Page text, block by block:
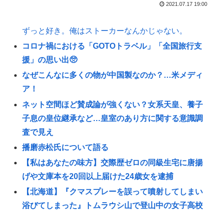
2021.07.17 19:00
ずっと好き。俺はストーカーなんかじゃない。
コロナ禍における「GOTOトラベル」「全国旅行支
援」の思い出🥺
なぜこんなに多くの物が中国製なのか？…米メディ
ア！
ネット空間ほど賛成論が強くない？女系天皇、養子
子息の皇位継承など…皇室のあり方に関する意識調
査で見え
播磨赤松氏について語る
【私はあなたの味方】交際歴ゼロの同級生宅に唐揚
げや文庫本を20回以上届けた24歳女を逮捕
【北海道】『クマスプレーを誤って噴射してしまい
浴びてしまった』トムラウシ山で登山中の女子高校